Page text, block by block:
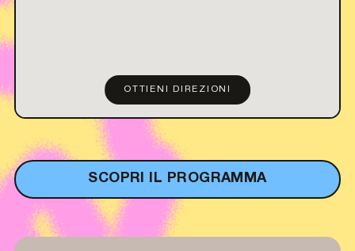
OTTIENI DIREZIONI
SCOPRI IL PROGRAMMA